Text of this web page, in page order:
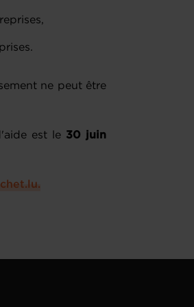
ne peut être
est le 30 juin